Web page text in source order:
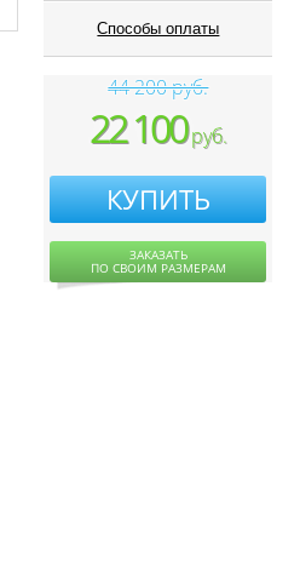
Способы оплаты
44 200 руб.
22 100руб.
КУПИТЬ
ЗАКАЗАТЬ
ПО СВОИМ РАЗМЕРАМ